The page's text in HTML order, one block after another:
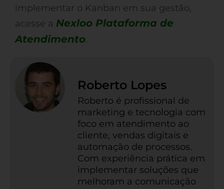
implementar o Kanban em sua gestão,
acesse a Nexloo Plataforma de
Atendimento.
Roberto Lopes
Roberto é profissional de
marketing e tecnologia com
foco em atendimento ao
cliente, vendas digitais e
automação de processos.
Com experiência prática em
implementar soluções que
melhoram a comunicação